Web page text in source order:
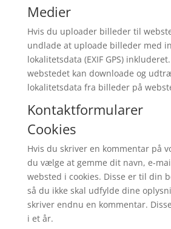
Medier
Hvis du uploader billeder til
undlade at uploade billeder med
lokalitetsdata (EXIF GPS)
webstedet kan downloade og
lokalitetsdata fra billeder på
Kontaktformularer
Cookies
Hvis du skriver en kommentar på
du vælge at gemme dit navn, e-
websted i cookies. Disse er til din
så du ikke skal udfylde dine
skriver endnu en kommentar.
i et år.